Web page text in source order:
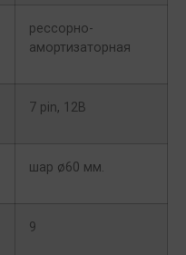
рессорно-
амортизаторная
7 pin, 12В
шар ø60 мм.
9